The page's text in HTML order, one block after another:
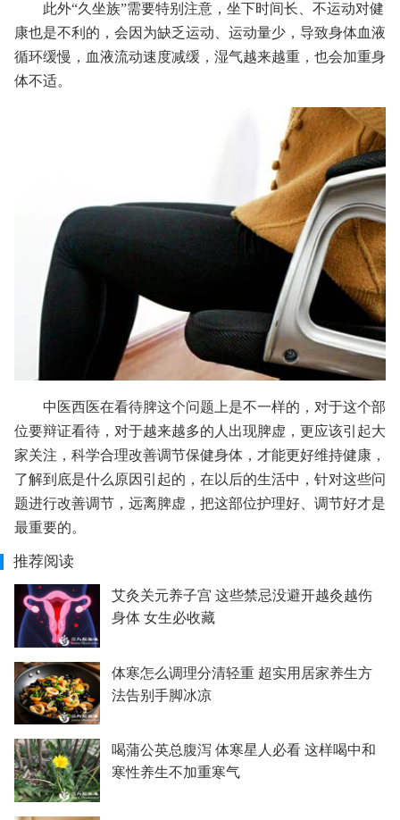
此外“久坐族”需要特别注意，坐下时间长、不运动对健
康也是不利的，会因为缺乏运动、运动量少，导致身体血液
循环缓慢，血液流动速度减缓，湿气越来越重，也会加重身
体不适。
中医西医在看待脾这个问题上是不一样的，对于这个部
位要辩证看待，对于越来越多的人出现脾虚，更应该引起大
家关注，科学合理改善调节保健身体，才能更好维持健康，
了解到底是什么原因引起的，在以后的生活中，针对这些问
题进行改善调节，远离脾虚，把这部位护理好、调节好才是
最重要的。
推荐阅读
艾灸关元养子宫 这些禁忌没避开越灸越伤
身体 女生必收藏
体寒怎么调理分清轻重 超实用居家养生方
法告别手脚冰凉
喝蒲公英总腹泻 体寒星人必看 这样喝中和
寒性养生不加重寒气